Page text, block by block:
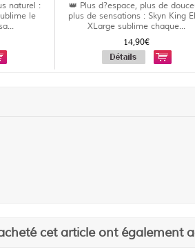
naturel :
le
👑 Plus d?espace, plus de
plus de sensations : Skyn King
XLarge sublime chaque...
14,90€
cet article ont également